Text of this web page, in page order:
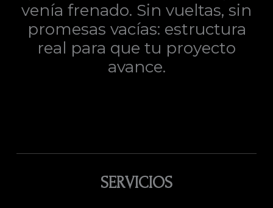
venía frenado. Sin vueltas, sin
promesas vacías: estructura
real para que tu proyecto
avance.
SERVICIOS